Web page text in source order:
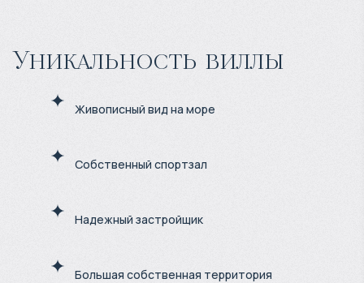
Уникальность виллы
Живописный вид на море
Собственный спортзал
Надежный застройщик
Большая собственная территория